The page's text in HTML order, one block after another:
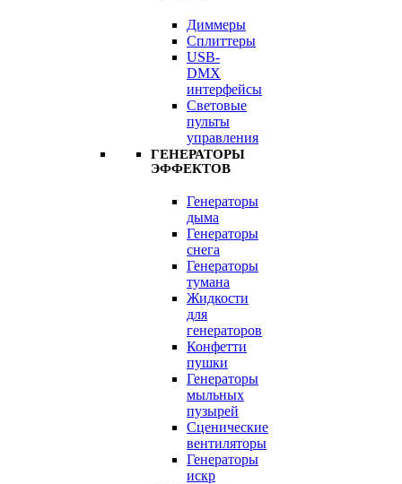
Диммеры
Сплиттеры
USB-
DMX
интерфейсы
Световые
пульты
управления
ГЕНЕРАТОРЫ
ЭФФЕКТОВ
Генераторы
дыма
Генераторы
снега
Генераторы
тумана
Жидкости
для
генераторов
Конфетти
пушки
Генераторы
мыльных
пузырей
Сценические
вентиляторы
Генераторы
искр